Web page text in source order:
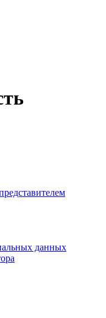
данных